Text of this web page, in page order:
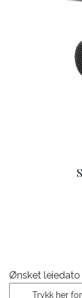
Ønsket